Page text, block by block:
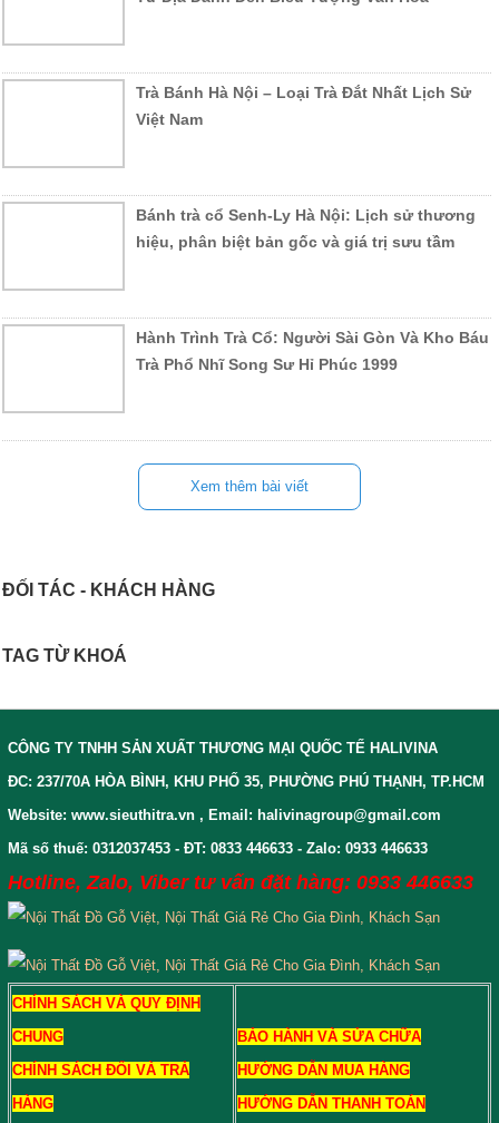
Trà Bánh Hà Nội – Loại Trà Đắt Nhất Lịch Sử
Việt Nam
Bánh trà cổ Senh-Ly Hà Nội: Lịch sử thương
hiệu, phân biệt bản gốc và giá trị sưu tầm
Hành Trình Trà Cổ: Người Sài Gòn Và Kho Báu
Trà Phổ Nhĩ Song Sư Hỉ Phúc 1999
Xem thêm bài viết
ĐỐI TÁC - KHÁCH HÀNG
TAG TỪ KHOÁ
CÔNG TY TNHH SẢN XUẤT THƯƠNG MẠI QUỐC TẾ HALIVINA
ĐC: 237/70A HÒA BÌNH, KHU PHỐ 35, PHƯỜNG PHÚ THẠNH, TP.HCM
Website: www.sieuthitra.vn , Email: halivinagroup@gmail.com
Mã số thuế: 0312037453 - ĐT: 0833 446633 - Zalo: 0933 446633
Hotline, Zalo, Viber tư vấn đặt hàng: 0933 446633
CHÍNH SÁCH VÀ QUY ĐỊNH
CHUNG
CHÍNH SÁCH ĐỔI VÀ TRẢ
HÀNG
BẢO HÀNH VÀ SỬA CHỮA
HƯỚNG DẪN MUA HÀNG
HƯỚNG DẪN THANH TOÁN